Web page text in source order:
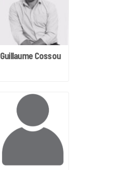
Guillaume Cossou